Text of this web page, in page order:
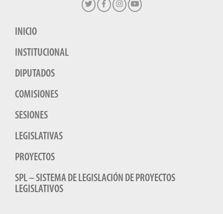
INICIO
INSTITUCIONAL
DIPUTADOS
COMISIONES
SESIONES
LEGISLATIVAS
PROYECTOS
SPL – SISTEMA DE LEGISLACIÓN DE PROYECTOS
LEGISLATIVOS